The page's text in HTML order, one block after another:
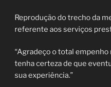
Reprodução do trecho da
referente aos serviços
“Agradeço o total
tenha certeza de que
sua experiência.”